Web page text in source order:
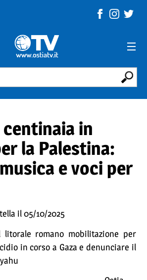
in
la Palestina:
e voci per
il 05/10/2025
litorale romano mobilitazione per
in corso a Gaza e denunciare il